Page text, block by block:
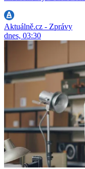
Aktuálně.cz - Zprávy
dnes, 03:30